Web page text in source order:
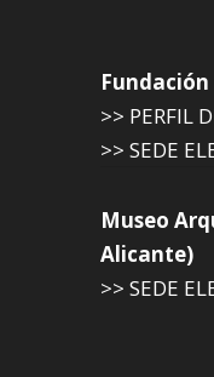
Fundación
>> PERFIL
>> SEDE
Museo
Alicante)
>> SEDE